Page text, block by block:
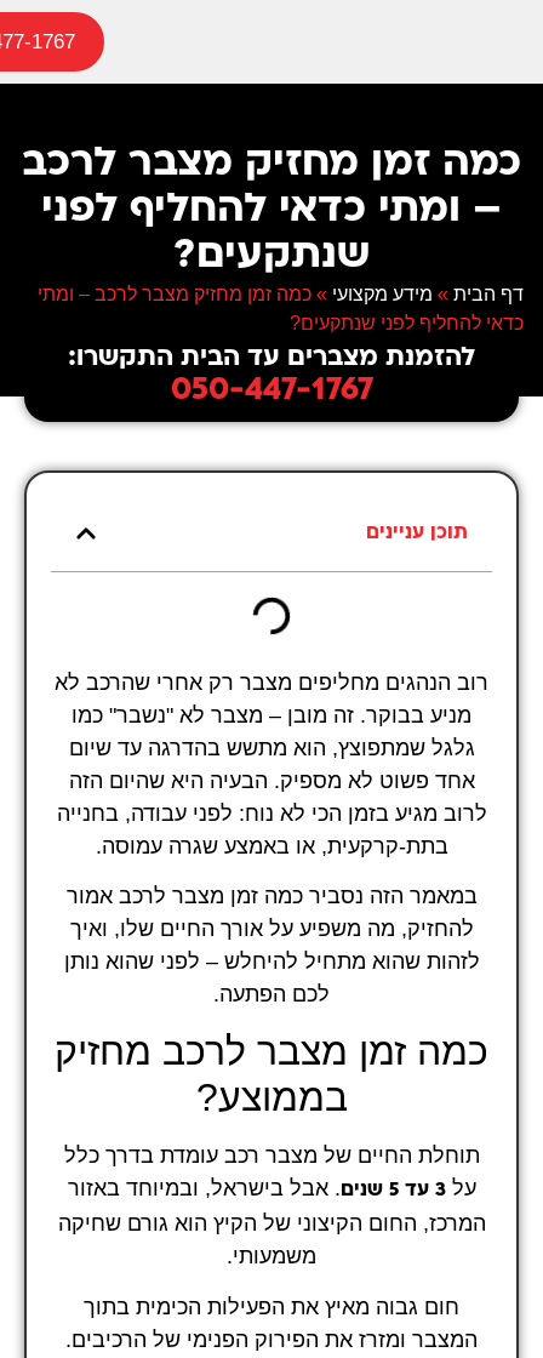
1767
כמה זמן מחזיק מצבר לרכב
– ומתי כדאי להחליף לפני
שנתקעים?
דף הבית » מידע מקצועי » כמה זמן מחזיק מצבר לרכב – ומתי
כדאי להחליף לפני שנתקעים?
להזמנת מצברים עד הבית התקשרו:
050-447-1767
תוכן עניינים
רוב הנהגים מחליפים מצבר רק אחרי שהרכב לא
מניע בבוקר. זה מובן – מצבר לא "נשבר" כמו
גלגל שמתפוצץ, הוא מתשש בהדרגה עד שיום
אחד פשוט לא מספיק. הבעיה היא שהיום הזה
לרוב מגיע בזמן הכי לא נוח: לפני עבודה, בחנייה
בתת-קרקעית, או באמצע שגרה עמוסה.
במאמר הזה נסביר כמה זמן מצבר לרכב אמור
להחזיק, מה משפיע על אורך החיים שלו, ואיך
לזהות שהוא מתחיל להיחלש – לפני שהוא נותן
לכם הפתעה.
כמה זמן מצבר לרכב מחזיק
בממוצע?
תוחלת החיים של מצבר רכב עומדת בדרך כלל
על3 עד 5 שנים
. אבל בישראל, ובמיוחד באזור
המרכז, החום הקיצוני של הקיץ הוא גורם שחיקה
משמעותי.
חום גבוה מאיץ את הפעילות הכימית בתוך
המצבר ומזרז את הפירוק הפנימי של הרכיבים.